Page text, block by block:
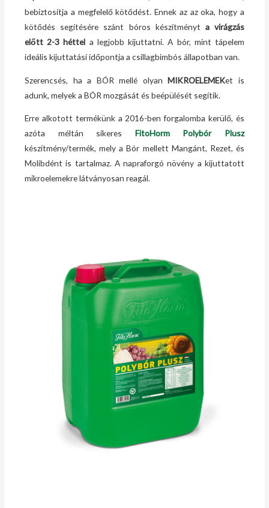
bebiztosítja a megfelelő kötődést. Ennek az az oka, hogy a
kötődés segítésére szánt bóros készítményt a virágzás
előtt 2-3 héttel a legjobb kijuttatni. A bór, mint tápelem
ideális kijuttatási időpontja a csillagbimbós állapotban van.
Szerencsés, ha a BÓR mellé olyanMIKROELEMEKet is
adunk, melyek a BÓR mozgását és beépülését segítik.
Erre alkotott termékünk a 2016-ben forgalomba kerülő, és
azóta méltán sikeres FitoHorm Polybór Plusz
készítmény/termék, mely a Bór mellett Mangánt, Rezet, és
Molibdént is tartalmaz. A napraforgó növény a kijuttatott
mikroelemekre látványosan reagál.